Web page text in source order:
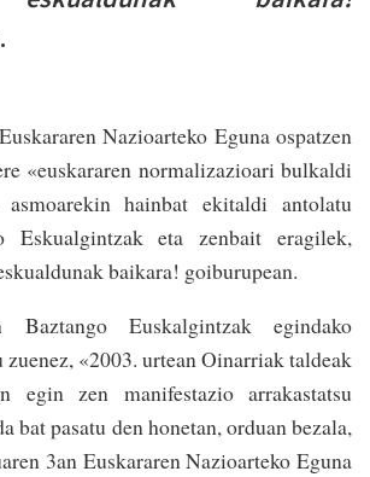
Nazioarteko Eguna ospatzen
«euskararen normalizazioari bulkaldi
asmoarekin hainbat ekitaldi antolatu
Eskualgintzak eta zenbait eragilek,
baikara! goiburupean.
Baztango Euskalgintzak egindako
«2003. urtean Oinarriak taldeak
egin zen manifestazio arrakastatsu
bat pasatu den honetan, orduan bezala,
3an Euskararen Nazioarteko Eguna